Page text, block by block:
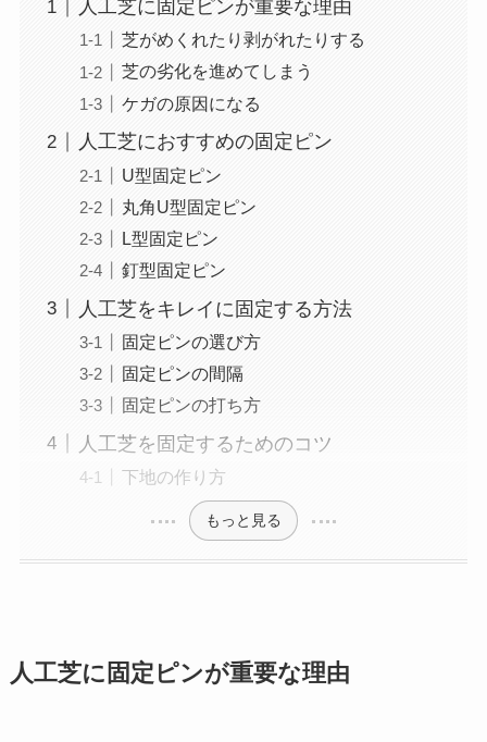
人工芝に固定ピンが重要な理由
芝がめくれたり剥がれたりする
芝の劣化を進めてしまう
ケガの原因になる
人工芝におすすめの固定ピン
U型固定ピン
丸角U型固定ピン
L型固定ピン
釘型固定ピン
人工芝をキレイに固定する方法
固定ピンの選び方
固定ピンの間隔
固定ピンの打ち方
人工芝を固定するためのコツ
下地の作り方
もっと見る
人工芝に固定ピンが重要な理由